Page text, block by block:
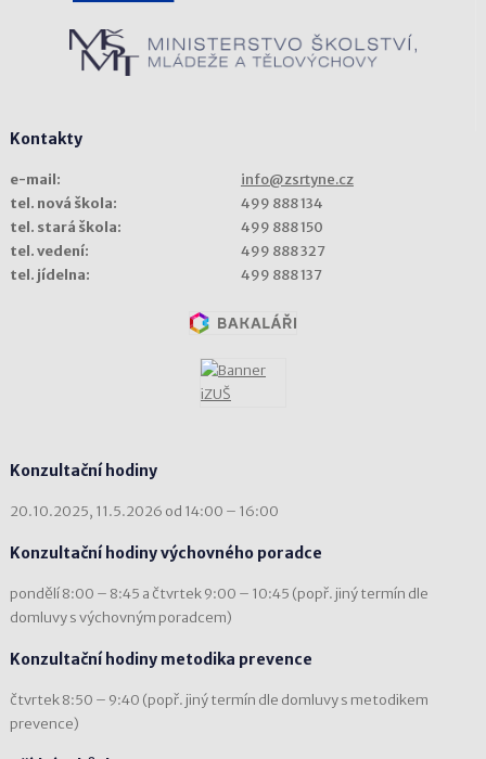
Kontakty
e-mail:
info@zsrtyne.cz
tel. nová škola:
499 888 134
tel. stará škola:
499 888 150
tel. vedení:
499 888 327
tel. jídelna:
499 888 137
Konzultační hodiny
20.10.2025, 11.5.2026 od 14:00 – 16:00
Konzultační hodiny výchovného poradce
pondělí 8:00 – 8:45 a čtvrtek 9:00 – 10:45 (popř. jiný termín dle
domluvy s výchovným poradcem)
Konzultační hodiny metodika prevence
čtvrtek 8:50 – 9:40 (popř. jiný termín dle domluvy s metodikem
prevence)